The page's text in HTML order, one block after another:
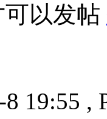
以发帖
19:55 ,